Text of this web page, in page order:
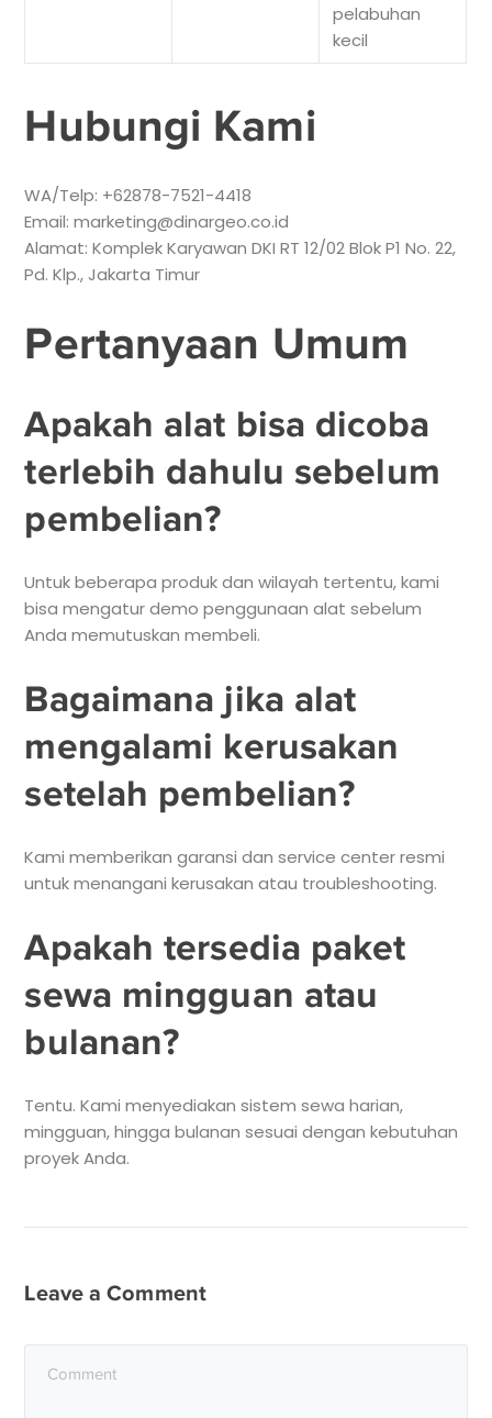
pelabuhan
kecil
Hubungi Kami
WA/Telp: +62878-7521-4418
Email: marketing@dinargeo.co.id
Alamat: Komplek Karyawan DKI RT 12/02 Blok P1 No. 22,
Pd. Klp., Jakarta Timur
Pertanyaan Umum
Apakah alat bisa dicoba
terlebih dahulu sebelum
pembelian?
Untuk beberapa produk dan wilayah tertentu, kami
bisa mengatur demo penggunaan alat sebelum
Anda memutuskan membeli.
Bagaimana jika alat
mengalami kerusakan
setelah pembelian?
Kami memberikan garansi dan service center resmi
untuk menangani kerusakan atau troubleshooting.
Apakah tersedia paket
sewa mingguan atau
bulanan?
Tentu. Kami menyediakan sistem sewa harian,
mingguan, hingga bulanan sesuai dengan kebutuhan
proyek Anda.
Leave a Comment